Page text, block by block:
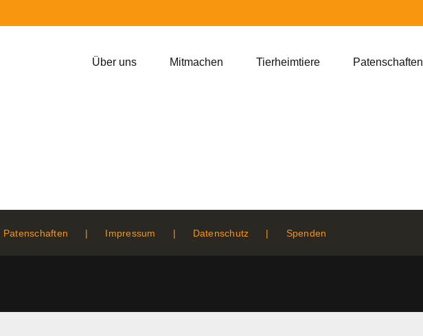
Über uns Mitmachen Tierheimtiere Patenschaften
Patenschaften Impressum Datenschutz Spenden